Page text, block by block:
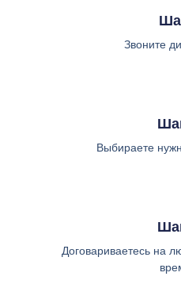
Звоните
Выбираете
Договариваетесь на